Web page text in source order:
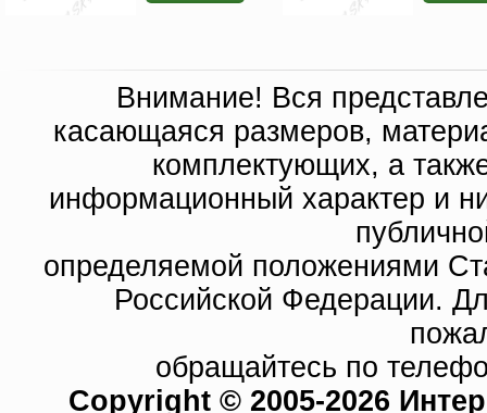
Внимание! Вся
касающаяся размеров,
комплектующих, а
информационный характер и
определяемой положениями
Российской Федерации.
обращайтесь по
Copyright © 2005-2026